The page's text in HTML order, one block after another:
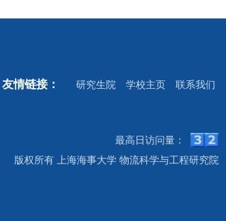
友情链接： 研究生院 学校主页 联系我们
最高日访问量：
版权所有 上海海事大学 物流科学与工程研究院